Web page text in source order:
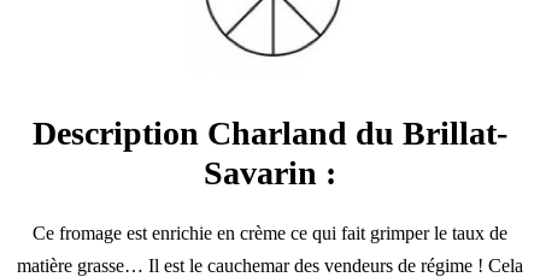
Description Charland du Brillat-
Savarin :
Ce fromage est enrichie en crème ce qui fait grimper le taux de
matière grasse… Il est le cauchemar des vendeurs de régime ! Cela